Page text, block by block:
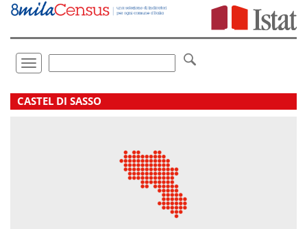
Vai
direttamente
Toggle
navigation
.
CASTEL DI SASSO